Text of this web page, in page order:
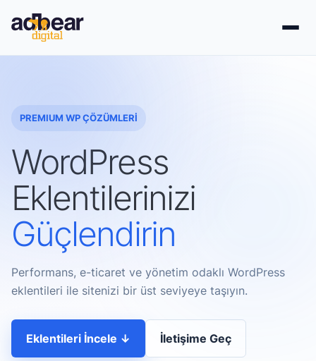
geç
PREMIUM WP ÇÖZÜMLERİ
WordPress
Eklentilerinizi
Güçlendirin
Performans, e-ticaret ve yönetim odaklı WordPress
eklentileri ile sitenizi bir üst seviyeye taşıyın.
Eklentileri İncele ↓ İletişime Geç